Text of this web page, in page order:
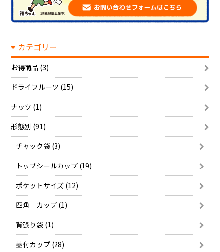
カテゴリー
お得商品 (3)
ドライフルーツ (15)
ナッツ (1)
形態別 (91)
チャック袋 (3)
トップシールカップ (19)
ポケットサイズ (12)
四角 カップ (1)
背張り袋 (1)
蓋付カップ (28)